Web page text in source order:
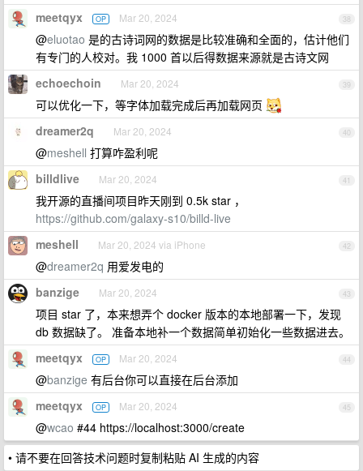
38
meetqyx OP Mar 20, 2024
@eluotao 是的古诗词网的数据是比较准确和全面的，估计他们
有专门的人校对。我 1000 首以后得数据来源就是古诗文网
39
echoechoin Mar 20, 2024
可以优化一下，等字体加载完成后再加载网页
40
dreamer2q Mar 20, 2024
@meshell 打算咋盈利呢
41
billdlive Mar 20, 2024
我开源的直播间项目昨天刚到 0.5k star ，
https://github.com/galaxy-s10/billd-live
42
meshell Mar 20, 2024 via iPhone
@dreamer2q 用爱发电的
43
banzige Mar 20, 2024
项目 star 了，本来想弄个 docker 版本的本地部署一下，发现
db 数据缺了。 准备本地补一个数据简单初始化一些数据进去。
44
meetqyx OP Mar 20, 2024
@banzige 有后台你可以直接在后台添加
45
meetqyx OP Mar 20, 2024
@wcao #44 https://localhost:3000/create
• 请不要在回答技术问题时复制粘贴 AI 生成的内容